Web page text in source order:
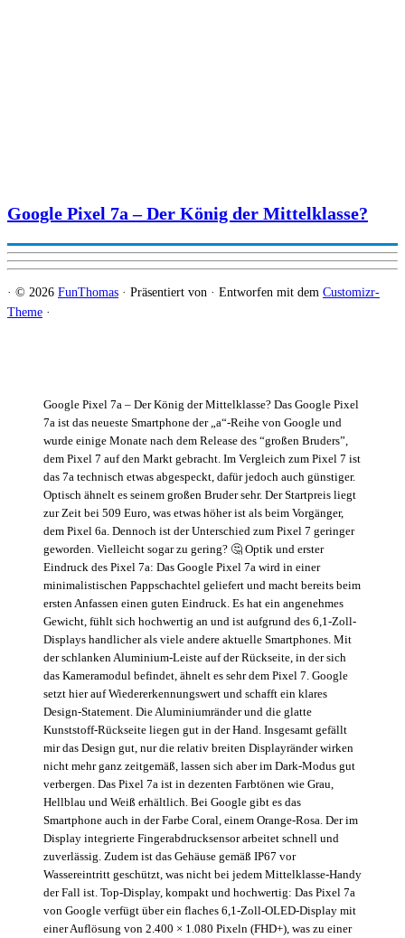
Google Pixel 7a – Der König der Mittelklasse? Das Google Pixel
7a ist das neueste Smartphone der „a“-Reihe von Google und
wurde einige Monate nach dem Release des “großen Bruders”,
dem Pixel 7 auf den Markt gebracht. Im Vergleich zum Pixel 7 ist
das 7a technisch etwas abgespeckt, dafür jedoch auch günstiger.
Optisch ähnelt es seinem großen Bruder sehr. Der Startpreis liegt
zur Zeit bei 509 Euro, was etwas höher ist als beim Vorgänger,
dem Pixel 6a. Dennoch ist der Unterschied zum Pixel 7 geringer
geworden. Vielleicht sogar zu gering? 🤔 Optik und erster
Eindruck des Pixel 7a: Das Google Pixel 7a wird in einer
minimalistischen Pappschachtel geliefert und macht bereits beim
ersten Anfassen einen guten Eindruck. Es hat ein angenehmes
Gewicht, fühlt sich hochwertig an und ist aufgrund des 6,1-Zoll-
Displays handlicher als viele andere aktuelle Smartphones. Mit
der schlanken Aluminium-Leiste auf der Rückseite, in der sich
das Kameramodul befindet, ähnelt es sehr dem Pixel 7. Google
setzt hier auf Wiedererkennungswert und schafft ein klares
Design-Statement. Die Aluminiumränder und die glatte
Kunststoff-Rückseite liegen gut in der Hand. Insgesamt gefällt
mir das Design gut, nur die relativ breiten Displayränder wirken
nicht mehr ganz zeitgemäß, lassen sich aber im Dark-Modus gut
verbergen. Das Pixel 7a ist in dezenten Farbtönen wie Grau,
Hellblau und Weiß erhältlich. Bei Google gibt es das
Smartphone auch in der Farbe Coral, einem Orange-Rosa. Der im
Display integrierte Fingerabdrucksensor arbeitet schnell und
zuverlässig. Zudem ist das Gehäuse gemäß IP67 vor
Wassereintritt geschützt, was nicht bei jedem Mittelklasse-Handy
der Fall ist. Top-Display, kompakt und hochwertig: Das Pixel 7a
von Google verfügt über ein flaches 6,1-Zoll-OLED-Display mit
einer Auflösung von 2.400 × 1.080 Pixeln (FHD+), was zu einer
Google Pixel 7a – Der König der Mittelklasse?
· © 2026 FunThomas · Präsentiert von · Entworfen mit dem Customizr-
Theme ·